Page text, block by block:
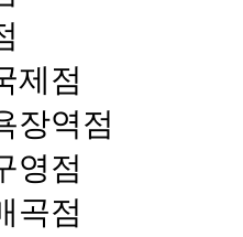
제점
장역점
영점
곡점